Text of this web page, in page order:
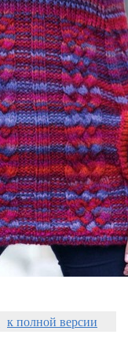
к полной версии